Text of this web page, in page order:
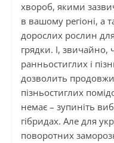
хвороб, якими
в вашому регіоні, а
дорослих рослин
грядки. І, звичайно,
ранньостиглих і
дозволить
пізньостиглих
немає – зупиніть
гібридах. Але для
поворотних